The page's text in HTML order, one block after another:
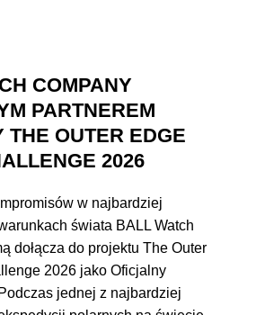
COMPANY
PARTNEREM
THE OUTER EDGE
2026
w najbardziej
świata BALL Watch
dołącza do projektu The Outer
2026 jako Oficjalny
jednej z najbardziej